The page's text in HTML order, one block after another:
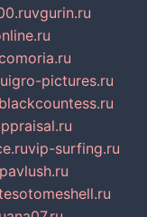
vgurin.ru
igro-pictures.ru
blackcountess.ru
vip-surfing.ru